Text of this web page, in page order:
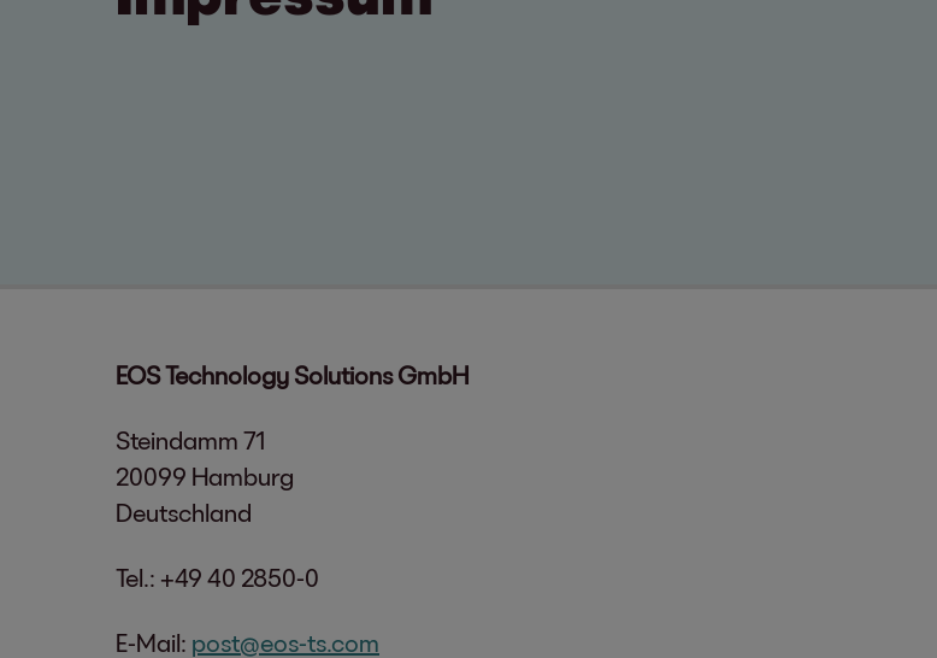
EOS Technology Solutions GmbH
Steindamm 71
20099 Hamburg
Deutschland
Tel.: +49 40 2850-0
E-Mail: post@eos-ts.com